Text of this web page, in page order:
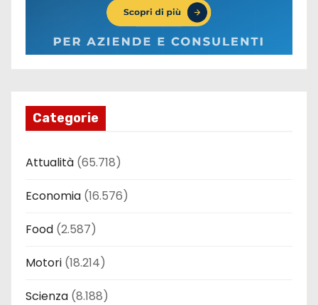
Categorie
Attualità (65.718)
Economia (16.576)
Food (2.587)
Motori (18.214)
Scienza (8.188)